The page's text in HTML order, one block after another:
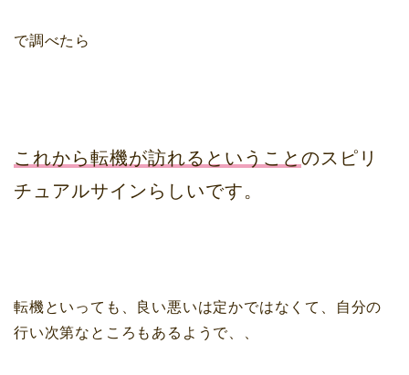
で調べたら
これから転機が訪れるということ のスピリ
チュアルサインらしいです。
転機といっても、良い悪いは定かではなくて、自分の
行い次第なところもあるようで、、